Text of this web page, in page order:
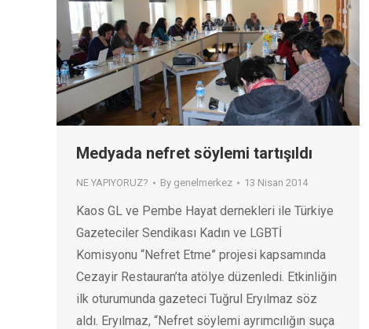
Medyada nefret söylemi tartışıldı
NE YAPIYORUZ? By genelmerkez 13 Nisan 2014
Kaos GL ve Pembe Hayat dernekleri ile Türkiye
Gazeteciler Sendikası Kadın ve LGBTİ
Komisyonu “Nefret Etme” projesi kapsamında
Cezayir Restauran’ta atölye düzenledi. Etkinliğin
ilk oturumunda gazeteci Tuğrul Eryılmaz söz
aldı. Eryılmaz, “Nefret söylemi ayrımcılığın suça